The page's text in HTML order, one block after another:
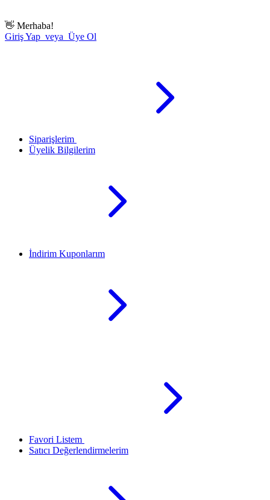
👋 Merhaba!
Giriş Yap veya Üye Ol
Siparişlerim
Üyelik Bilgilerim
İndirim Kuponlarım
Favori Listem
Satıcı Değerlendirmelerim